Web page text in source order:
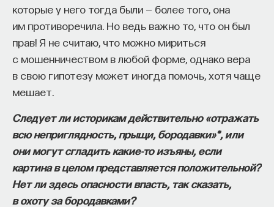
которые у него тогда были — более того, она
им противоречила. Но ведь важно то, что он был
прав! Я не считаю, что можно мириться
с мошенничеством в любой форме, однако вера
в свою гипотезу может иногда помочь, хотя чаще
мешает.
Следует ли историкам действительно «отражать
всю неприглядность, прыщи, бородавки»*, или
они могут сгладить какие-то изъяны, если
картина в целом представляется положительной?
Нет ли здесь опасности впасть, так сказать,
в охоту за бородавками?
6/30/2026
НАПИСАТЬ НАМ
НАД МАТЕРИАЛОМ РАБОТАЛИ
издательского дома "ПостНаука", религиовед